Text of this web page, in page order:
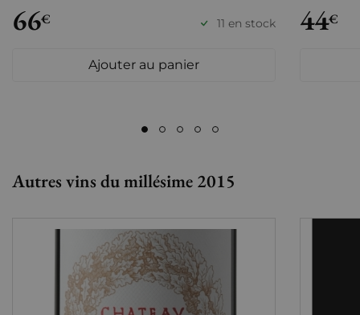
66€ 11 en stock
Ajouter au panier
44€
Autres vins du millésime 2015